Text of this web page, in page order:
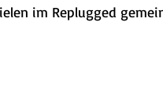
im Replugged